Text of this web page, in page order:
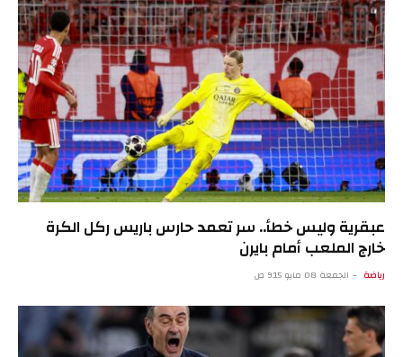
عبقرية وليس خطأ.. سر تعمد حارس باريس ركل الكرة
خارج الملعب أمام بايرن
رياضة الجمعة 08 مايو 9:15 ص